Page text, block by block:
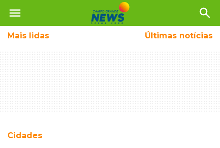
menu search
Mais lidas Últimas notícias
Cidades